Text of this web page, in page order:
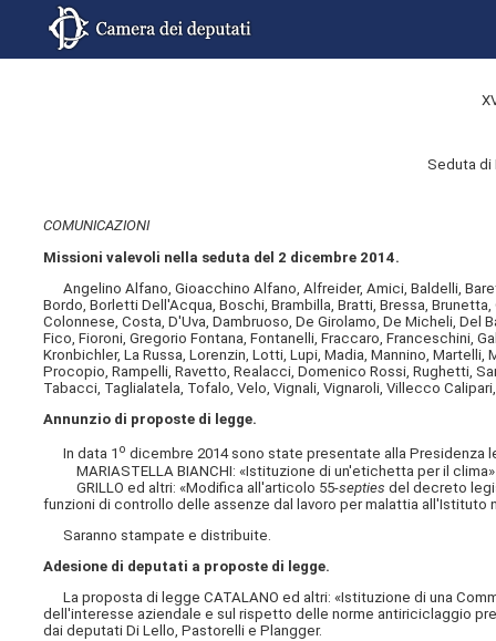
Seduta di
COMUNICAZIONI
Missioni valevoli nella seduta del 2 dicembre 2014.
Angelino Alfano, Gioacchino Alfano, Alfreider, Amici, Baldelli,
Bordo, Borletti Dell'Acqua, Boschi, Brambilla, Bratti, Bressa,
Colonnese, Costa, D'Uva, Dambruoso, De Girolamo, De Micheli, Del
Fico, Fioroni, Gregorio Fontana, Fontanelli, Fraccaro, Franceschini,
Kronbichler, La Russa, Lorenzin, Lotti, Lupi, Madia, Mannino,
Procopio, Rampelli, Ravetto, Realacci, Domenico Rossi, Rughetti,
Tabacci, Taglialatela, Tofalo, Velo, Vignali, Vignaroli, Villecco
Annunzio di proposte di legge.
In data 1 o dicembre 2014 sono state presentate alla
MARIASTELLA BIANCHI: «Istituzione di un'etichetta per il clima»
GRILLO ed altri: «Modifica all'articolo 55-septies del decreto
funzioni di controllo delle assenze dal lavoro per malattia all'Istituto
Saranno stampate e distribuite.
Adesione di deputati a proposte di legge.
La proposta di legge CATALANO ed altri: «Istituzione di una
dell'interesse aziendale e sul rispetto delle norme antiriciclaggio
dai deputati Di Lello, Pastorelli e Plangger.